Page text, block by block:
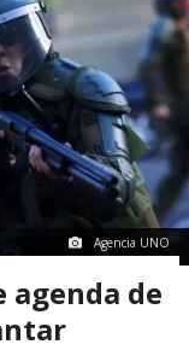
Agencia UNO
agenda de